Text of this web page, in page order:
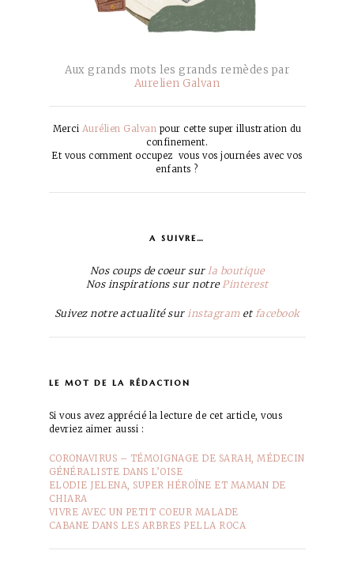
Aux grands mots les grands remèdes par
Aurelien Galvan
Merci Aurélien Galvan pour cette super illustration du
confinement.
Et vous comment occupez vous vos journées avec vos
enfants ?
a suivre…
Nos coups de coeur sur la boutique
Nos inspirations sur notre Pinterest
Suivez notre actualité sur instagramet facebook
le mot de la rédaction
Si vous avez apprécié la lecture de cet article, vous
devriez aimer aussi :
CORONAVIRUS – TÉMOIGNAGE DE SARAH, MÉDECIN
GÉNÉRALISTE DANS L’OISE
ELODIE JELENA, SUPER HÉROÏNE ET MAMAN DE
CHIARA
VIVRE AVEC UN PETIT COEUR MALADE
CABANE DANS LES ARBRES PELLA ROCA